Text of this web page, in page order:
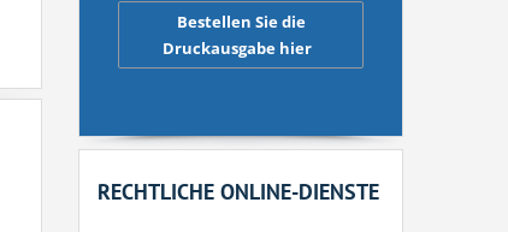
Bestellen Sie die
Druckausgabe hier
RECHTLICHE ONLINE-DIENSTE